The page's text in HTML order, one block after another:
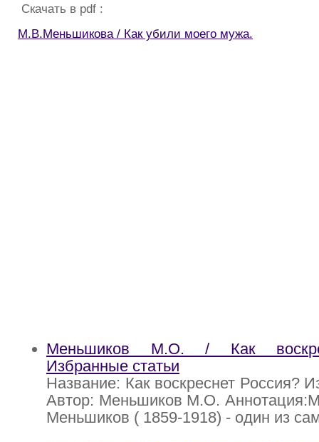
Скачать в pdf :
М.В.Меньшикова / Как убили моего мужа.
Меньшиков М.О. / Как
Избранные статьи
Название: Как воскреснет Россия?
Автор: Меньшиков М.О.
Меньшиков ( 1859-1918) - один из